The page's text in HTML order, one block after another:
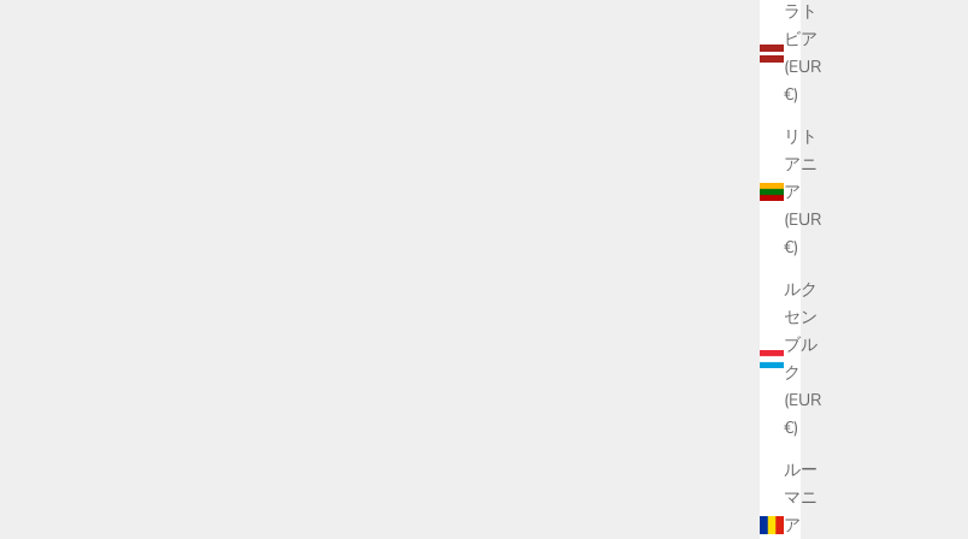
ラト
ビア
(EUR
€)
リト
アニ
ア
(EUR
€)
ルク
セン
ブル
ク
(EUR
€)
ルー
マニ
ア